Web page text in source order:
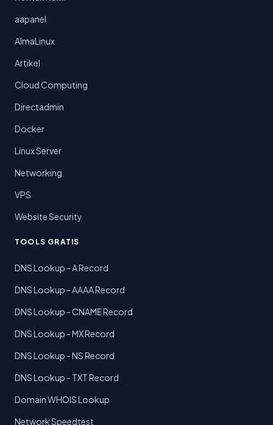
aapanel
AlmaLinux
Artikel
Cloud Computing
Directadmin
Docker
Linux Server
Networking
VPS
Website Security
TOOLS GRATIS
DNS Lookup - A Record
DNS Lookup - AAAA Record
DNS Lookup - CNAME Record
DNS Lookup - MX Record
DNS Lookup - NS Record
DNS Lookup - TXT Record
Domain WHOIS Lookup
Network Speedtest